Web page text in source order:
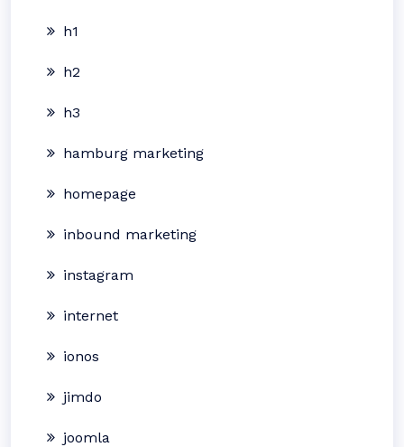
h1
h2
h3
hamburg marketing
homepage
inbound marketing
instagram
internet
ionos
jimdo
joomla